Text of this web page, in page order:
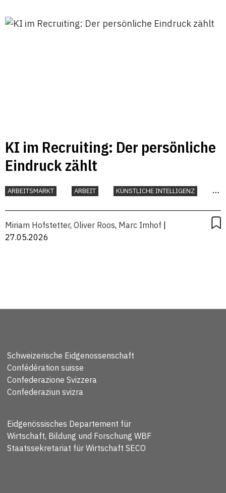
KI im Recruiting: Der persönliche
Eindruck zählt
ARBEITSMARKT ARBEIT
KÜNSTLICHE INTELLIGENZ
Miriam Hofstetter, Oliver Roos, Marc Imhof
27.05.2026
Schweizerische Eidgenossenschaft
Confédération suisse
Confederazione Svizzera
Confederaziun svizra
Eidgenössisches Departement für
Wirtschaft, Bildung und Forschung WBF
Staatssekretariat für Wirtschaft SECO